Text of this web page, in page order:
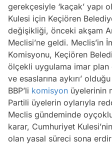
gerekçesiyle ‘kaçak’ yapı
Kulesi için Keçiören
değişikliği, önceki akşam
Meclisi’ne geldi. Meclis’in
Komisyonu, Keçiören
ölçekli uygulama imar plan
ve esaslarına aykırı’
BBP’li komisyon üyelerinin
Partili üyelerin oylarıyla
Meclis gündeminde
karar, Cumhuriyet
olan yasal süreci sona